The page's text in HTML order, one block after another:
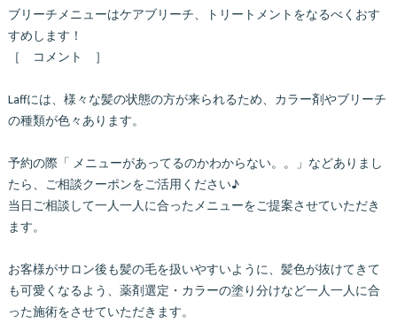
ブリーチメニューはケアブリーチ、トリートメントをなるべくおす
すめします！
［ コメント ］
Laffには、様々な髪の状態の方が来られるため、カラー剤やブリーチ
の種類が色々あります。
予約の際「 メニューがあってるのかわからない。。」などありまし
たら、ご相談クーポンをご活用ください♪
当日ご相談して一人一人に合ったメニューをご提案させていただき
ます。
お客様がサロン後も髪の毛を扱いやすいように、髪色が抜けてきて
も可愛くなるよう、薬剤選定・カラーの塗り分けなど一人一人に合
った施術をさせていただきます。